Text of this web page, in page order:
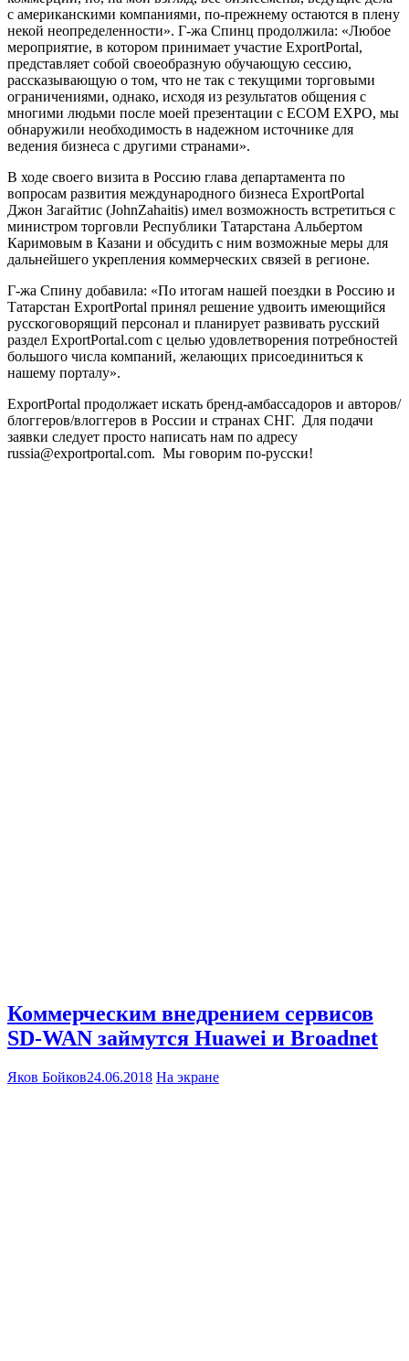
с американскими компаниями, по-прежнему остаются в плену
некой неопределенности». Г-жа Спинц продолжила: «Любое
мероприятие, в котором принимает участие ExportPortal,
представляет собой своеобразную обучающую сессию,
рассказывающую о том, что не так с текущими торговыми
ограничениями, однако, исходя из результатов общения с
многими людьми после моей презентации с ECOM EXPO, мы
обнаружили необходимость в надежном источнике для
ведения бизнеса с другими странами».
В ходе своего визита в Россию глава департамента по
вопросам развития международного бизнеса ExportPortal
Джон Загайтис (JohnZahaitis) имел возможность встретиться с
министром торговли Республики Татарстана Альбертом
Каримовым в Казани и обсудить с ним возможные меры для
дальнейшего укрепления коммерческих связей в регионе.
Г-жа Спину добавила: «По итогам нашей поездки в Россию и
Татарстан ExportPortal принял решение удвоить имеющийся
русскоговорящий персонал и планирует развивать русский
раздел ExportPortal.com с целью удовлетворения потребностей
большого числа компаний, желающих присоединиться к
нашему порталу».
ExportPortal продолжает искать бренд-амбассадоров и авторов/
блоггеров/влоггеров в России и странах СНГ. Для подачи
заявки следует просто написать нам по адресу
russia@exportportal.com. Мы говорим по-русски!
Коммерческим внедрением сервисов
SD-WAN займутся Huawei и Broadnet
Яков Бойков24.06.2018 На экране